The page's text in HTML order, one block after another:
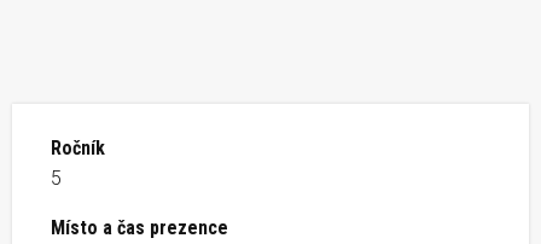
Ročník
5
Místo a čas prezence